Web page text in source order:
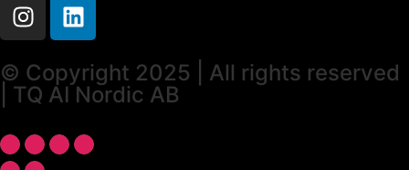
© Copyright 2025 | All rights reserved
| TQ AI Nordic AB